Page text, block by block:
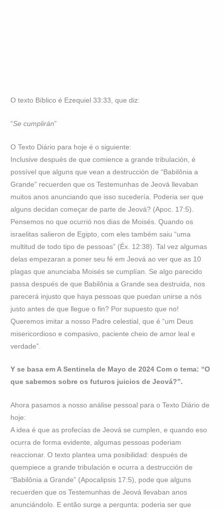
O texto Bíblico é Ezequiel 33:33, que diz:
“Se cumplirán”
O Texto Diário para hoje é o siguiente:
Inclusive después de que comience a grande tribulación, é
possível que alguns que vean a destrucción de “Babilônia a
Grande” recuerden que os Testemunhas de Jeová llevaban
muitos anos anunciando que isso sucedería. Poderia ser que
alguns decidan começar de parte de Jeová? (Apoc. 17:5).
Pensemos no que ocurrió nos dias de Moisés. Quando os
israelitas salieron de Egipto, com eles também saiu “uma
multitud de todo tipo de pessoas” (Éx. 12:38). Tal vez algumas
delas empezaran a poner seu fé em Jeová ao ver que as 10
plagas que anunciaba Moisés se cumplían. Se algo parecido
passa después de que Babilônia a Grande sea destruida, nos
parecerá injusto que haya pessoas que puedan unirse a nós
justo antes de que llegue o fin? Por supuesto que no!
Queremos imitar a nosso Padre celestial, que é “um Deus
misericordioso e compasivo, paciente cheio de amor leal e
verdade”.
Y se basa em A Sentinela de Mayo de 2024 Com o tema: “O
que sabemos sobre os futuros juicios de Jeová?”.
Ahora pasamos a nosso análise pessoal para o Texto Diário de
hoje:
A idea é que as profecías de Jeová se cumplen, e quando eso
ocurra de forma evidente, algumas pessoas poderiam
reaccionar. O texto plantea uma posibilidad: después de
quempiece a grande tribulación e ocurra a destrucción de
“Babilônia a Grande” (Apocalipsis 17:5), pode que alguns
recuerden que os Testemunhas de Jeová llevaban anos
anunciándolo. E então surge a pergunta: poderia ser que